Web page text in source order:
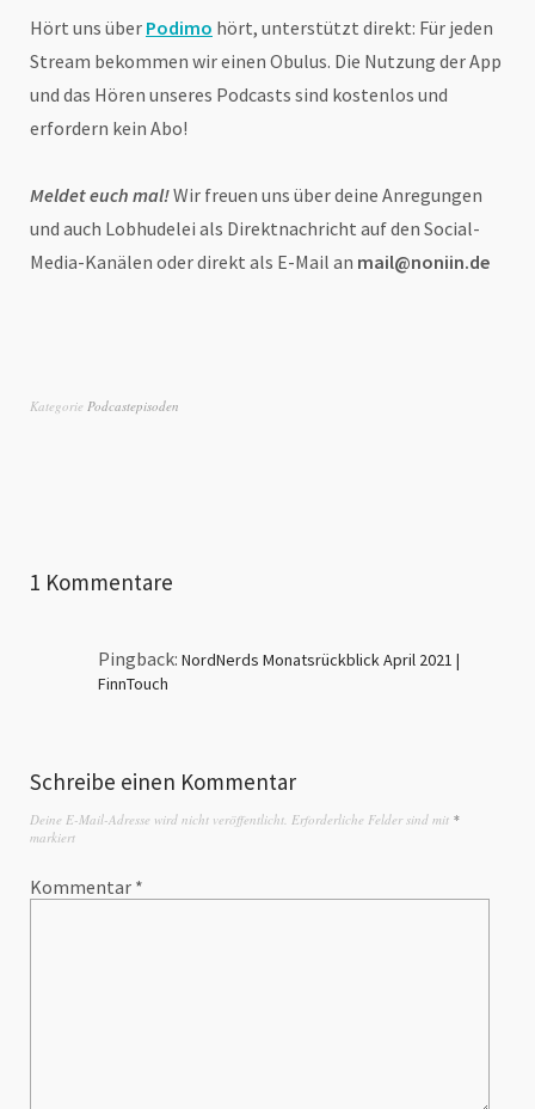
Hört uns über Podimo hört, unterstützt direkt: Für jeden
Stream bekommen wir einen Obulus. Die Nutzung der App
und das Hören unseres Podcasts sind kostenlos und
erfordern kein Abo!
Meldet euch mal!Wir freuen uns über deine Anregungen
und auch Lobhudelei als Direktnachricht auf den Social-
Media-Kanälen oder direkt als E-Mail an mail@noniin.de
Kategorie Podcastepisoden
1 Kommentare
Pingback: NordNerds Monatsrückblick April 2021 |
FinnTouch
Schreibe einen Kommentar
Deine E-Mail-Adresse wird nicht veröffentlicht. Erforderliche Felder sind mit *
markiert
Kommentar *